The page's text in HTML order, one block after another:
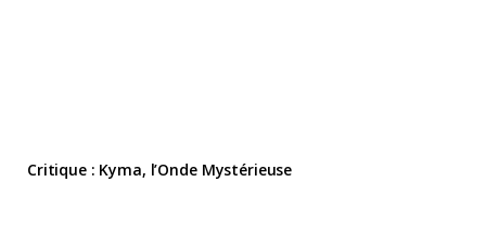
Critique : Kyma, l’Onde Mystérieuse